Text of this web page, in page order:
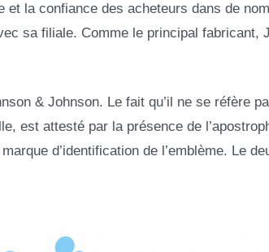
la confiance des acheteurs dans de
sa filiale. Comme le principal fabricant,
& Johnson. Le fait qu’il ne se réfère
est attesté par la présence de
d’identification de l’emblème. Le